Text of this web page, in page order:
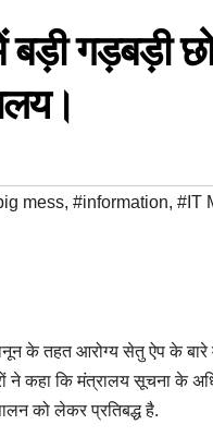
बड़ी गड़बड़ी
mess, #information, #IT
के तहत आरोग्य सेतु ऐप के
ने कहा कि मंत्रालय सूचना के
को लेकर प्रतिबद्ध है.